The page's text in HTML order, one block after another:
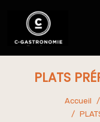
PLATS
Accueil